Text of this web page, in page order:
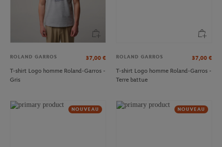
ROLAND GARROS 37,00 €
T-shirt Logo homme Roland-Garros -
Gris
ROLAND GARROS 37,00 €
T-shirt Logo homme Roland-Garros -
Terre battue
NOUVEAU NOUVEAU